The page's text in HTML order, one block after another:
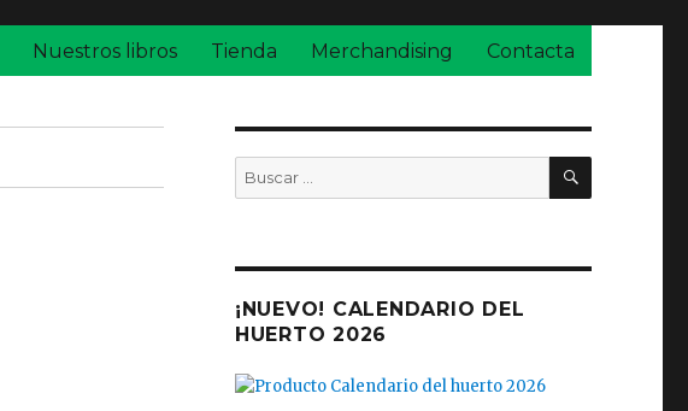
Nuestros libros Tienda Merchandising Contacta
Buscar
por:
BUSCAR
¡NUEVO! CALENDARIO DEL
HUERTO 2026